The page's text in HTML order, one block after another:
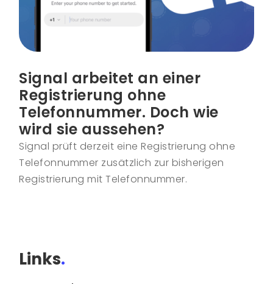
Signal arbeitet an einer
Registrierung ohne
Telefonnummer. Doch wie
wird sie aussehen?
Signal prüft derzeit eine Registrierung ohne
Telefonnummer zusätzlich zur bisherigen
Registrierung mit Telefonnummer.
Links.